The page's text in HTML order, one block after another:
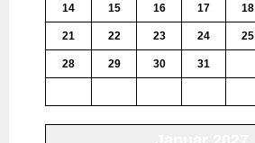
14 15 16 17 18
21 22 23 24 25
28 29 30 31